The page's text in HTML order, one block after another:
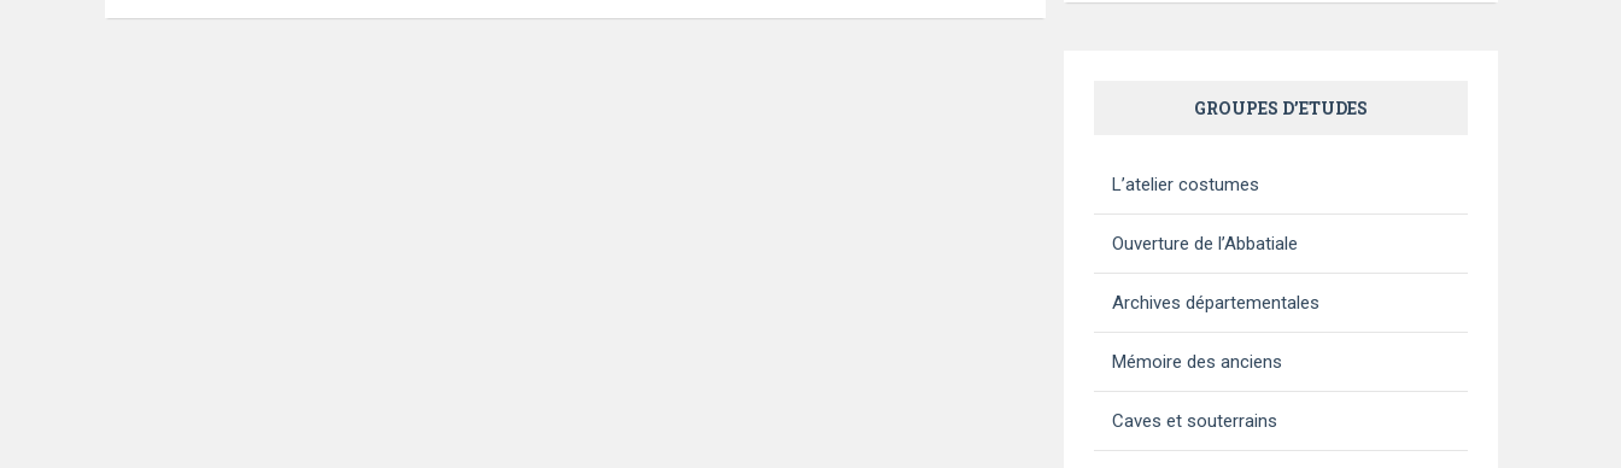
GROUPES D’ETUDES
L’atelier costumes
Ouverture de l’Abbatiale
Archives départementales
Mémoire des anciens
Caves et souterrains